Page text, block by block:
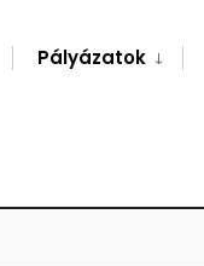
Pályázatok